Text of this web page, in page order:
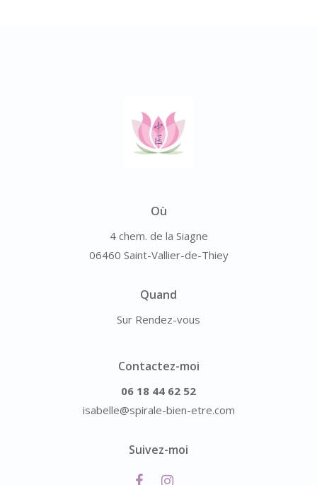
Où
4 chem. de la Siagne
06460 Saint-Vallier-de-Thiey
Quand
Sur Rendez-vous
Contactez-moi
06 18 44 62 52
isabelle@spirale-bien-etre.com
Suivez-moi